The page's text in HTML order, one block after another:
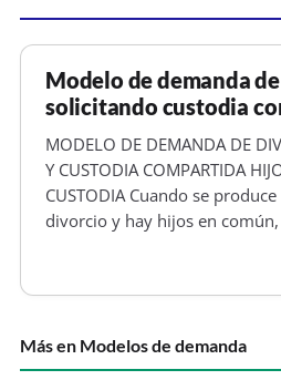
Modelo de demanda
solicitando custodia
MODELO DE DEMANDA DE
Y CUSTODIA COMPARTIDA
CUSTODIA Cuando se
divorcio y hay hijos en
dos progenitores. La decisión
varios factores. Guardia y
Más en Modelos de demanda